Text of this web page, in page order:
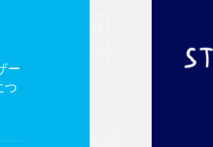
ー
つ